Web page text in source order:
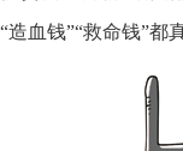
造血钱”“救命钱”都